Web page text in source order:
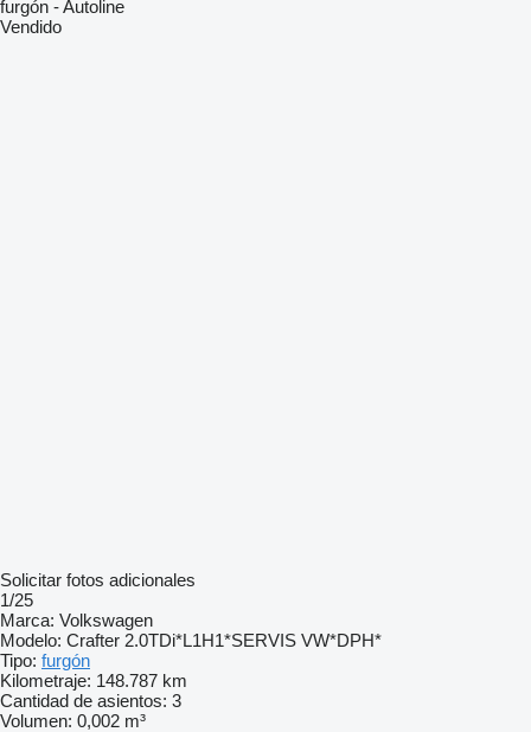
Vendido
Solicitar fotos adicionales
1/25
Marca: Volkswagen
Modelo: Crafter 2.0TDi*L1H1*SERVIS VW*DPH*
Tipo: furgón
Kilometraje: 148.787 km
Cantidad de asientos: 3
Volumen: 0,002 m³